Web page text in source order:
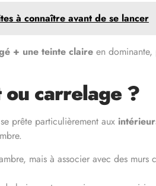
à connaître avant de se lancer
+ une teinte claire en
carrelage ?
prête particulièrement aux
mais à associer avec des murs